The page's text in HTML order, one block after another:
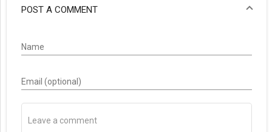
POST A COMMENT
Name
Email (optional)